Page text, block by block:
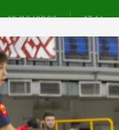
10/10/2020 13:14